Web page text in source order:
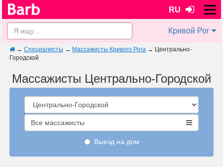
RU
Кривой Рог
→ Специалисты → Массажисты Кривого Рога → Центрально-
Городской
Массажисты Центрально-Городской
Все массажисты
Выезд на дом